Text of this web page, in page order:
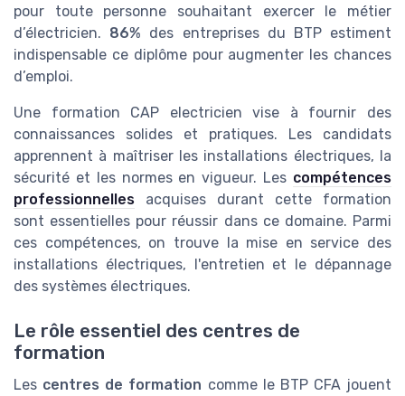
pour toute personne souhaitant exercer le métier
d’électricien. 86% des entreprises du BTP estiment
indispensable ce diplôme pour augmenter les chances
d’emploi.
Une formation CAP electricien vise à fournir des
connaissances solides et pratiques. Les candidats
apprennent à maîtriser les installations électriques, la
sécurité et les normes en vigueur. Les compétences
professionnelles acquises durant cette formation
sont essentielles pour réussir dans ce domaine. Parmi
ces compétences, on trouve la mise en service des
installations électriques, l'entretien et le dépannage
des systèmes électriques.
Le rôle essentiel des centres de
formation
Les centres de formation comme le BTP CFA jouent